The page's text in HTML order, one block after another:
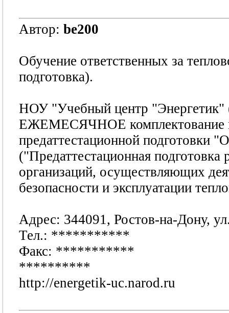
Автор: be200
Обучение ответственных за
подготовка).
НОУ "Учебный центр "Энергетик"
ЕЖЕМЕСЯЧНОЕ комплектование и
предаттестационной подготовки
("Предаттестационная подготовка
организаций, осуществляющих
безопасности и эксплуатации
Адрес: 344091, Ростов-на-Дону,
Тел.: ***********
Факс: ***********
**********
http://energetik-uc.narod.ru